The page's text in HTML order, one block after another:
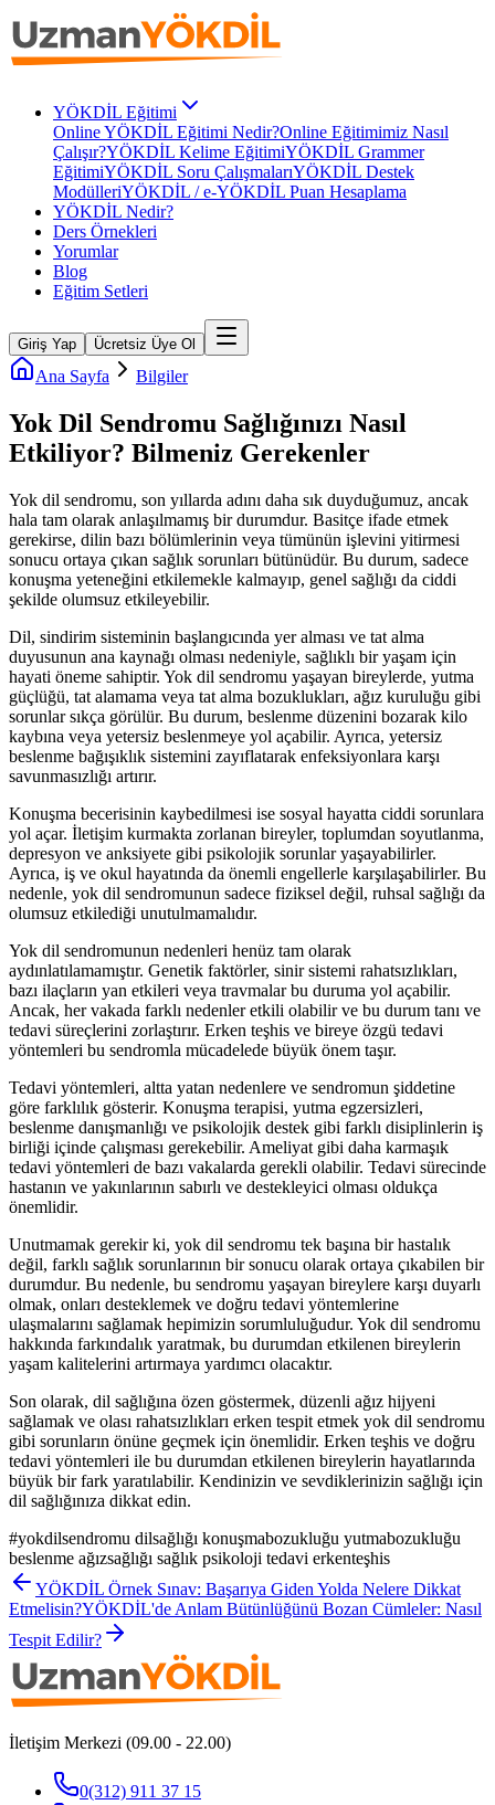
YÖKDİL Eğitimi
Online YÖKDİL Eğitimi Nedir?Online Eğitimimiz Nasıl
Çalışır?YÖKDİL Kelime EğitimiYÖKDİL Grammer
EğitimiYÖKDİL Soru ÇalışmalarıYÖKDİL Destek
ModülleriYÖKDİL / e-YÖKDİL Puan Hesaplama
YÖKDİL Nedir?
Ders Örnekleri
Yorumlar
Blog
Eğitim Setleri
Giriş Yap Ücretsiz Üye Ol
Ana Sayfa Bilgiler
Yok Dil Sendromu Sağlığınızı Nasıl
Etkiliyor? Bilmeniz Gerekenler
Yok dil sendromu, son yıllarda adını daha sık duyduğumuz, ancak
hala tam olarak anlaşılmamış bir durumdur. Basitçe ifade etmek
gerekirse, dilin bazı bölümlerinin veya tümünün işlevini yitirmesi
sonucu ortaya çıkan sağlık sorunları bütünüdür. Bu durum, sadece
konuşma yeteneğini etkilemekle kalmayıp, genel sağlığı da ciddi
şekilde olumsuz etkileyebilir.
Dil, sindirim sisteminin başlangıcında yer alması ve tat alma
duyusunun ana kaynağı olması nedeniyle, sağlıklı bir yaşam için
hayati öneme sahiptir. Yok dil sendromu yaşayan bireylerde, yutma
güçlüğü, tat alamama veya tat alma bozuklukları, ağız kuruluğu gibi
sorunlar sıkça görülür. Bu durum, beslenme düzenini bozarak kilo
kaybına veya yetersiz beslenmeye yol açabilir. Ayrıca, yetersiz
beslenme bağışıklık sistemini zayıflatarak enfeksiyonlara karşı
savunmasızlığı artırır.
Konuşma becerisinin kaybedilmesi ise sosyal hayatta ciddi sorunlara
yol açar. İletişim kurmakta zorlanan bireyler, toplumdan soyutlanma,
depresyon ve anksiyete gibi psikolojik sorunlar yaşayabilirler.
Ayrıca, iş ve okul hayatında da önemli engellerle karşılaşabilirler. Bu
nedenle, yok dil sendromunun sadece fiziksel değil, ruhsal sağlığı da
olumsuz etkilediği unutulmamalıdır.
Yok dil sendromunun nedenleri henüz tam olarak
aydınlatılamamıştır. Genetik faktörler, sinir sistemi rahatsızlıkları,
bazı ilaçların yan etkileri veya travmalar bu duruma yol açabilir.
Ancak, her vakada farklı nedenler etkili olabilir ve bu durum tanı ve
tedavi süreçlerini zorlaştırır. Erken teşhis ve bireye özgü tedavi
yöntemleri bu sendromla mücadelede büyük önem taşır.
Tedavi yöntemleri, altta yatan nedenlere ve sendromun şiddetine
göre farklılık gösterir. Konuşma terapisi, yutma egzersizleri,
beslenme danışmanlığı ve psikolojik destek gibi farklı disiplinlerin iş
birliği içinde çalışması gerekebilir. Ameliyat gibi daha karmaşık
tedavi yöntemleri de bazı vakalarda gerekli olabilir. Tedavi sürecinde
hastanın ve yakınlarının sabırlı ve destekleyici olması oldukça
önemlidir.
Unutmamak gerekir ki, yok dil sendromu tek başına bir hastalık
değil, farklı sağlık sorunlarının bir sonucu olarak ortaya çıkabilen bir
durumdur. Bu nedenle, bu sendromu yaşayan bireylere karşı duyarlı
olmak, onları desteklemek ve doğru tedavi yöntemlerine
ulaşmalarını sağlamak hepimizin sorumluluğudur. Yok dil sendromu
hakkında farkındalık yaratmak, bu durumdan etkilenen bireylerin
yaşam kalitelerini artırmaya yardımcı olacaktır.
Son olarak, dil sağlığına özen göstermek, düzenli ağız hijyeni
sağlamak ve olası rahatsızlıkları erken tespit etmek yok dil sendromu
gibi sorunların önüne geçmek için önemlidir. Erken teşhis ve doğru
tedavi yöntemleri ile bu durumdan etkilenen bireylerin hayatlarında
büyük bir fark yaratılabilir. Kendinizin ve sevdiklerinizin sağlığı için
dil sağlığınıza dikkat edin.
#yokdilsendromu dilsağlığı konuşmabozukluğu yutmabozukluğu
beslenme ağızsağlığı sağlık psikoloji tedavi erkenteşhis
YÖKDİL Örnek Sınav: Başarıya Giden Yolda Nelere Dikkat
Etmelisin?YÖKDİL'de Anlam Bütünlüğünü Bozan Cümleler: Nasıl
Tespit Edilir?
İletişim Merkezi (09.00 - 22.00)
0(312) 911 37 15